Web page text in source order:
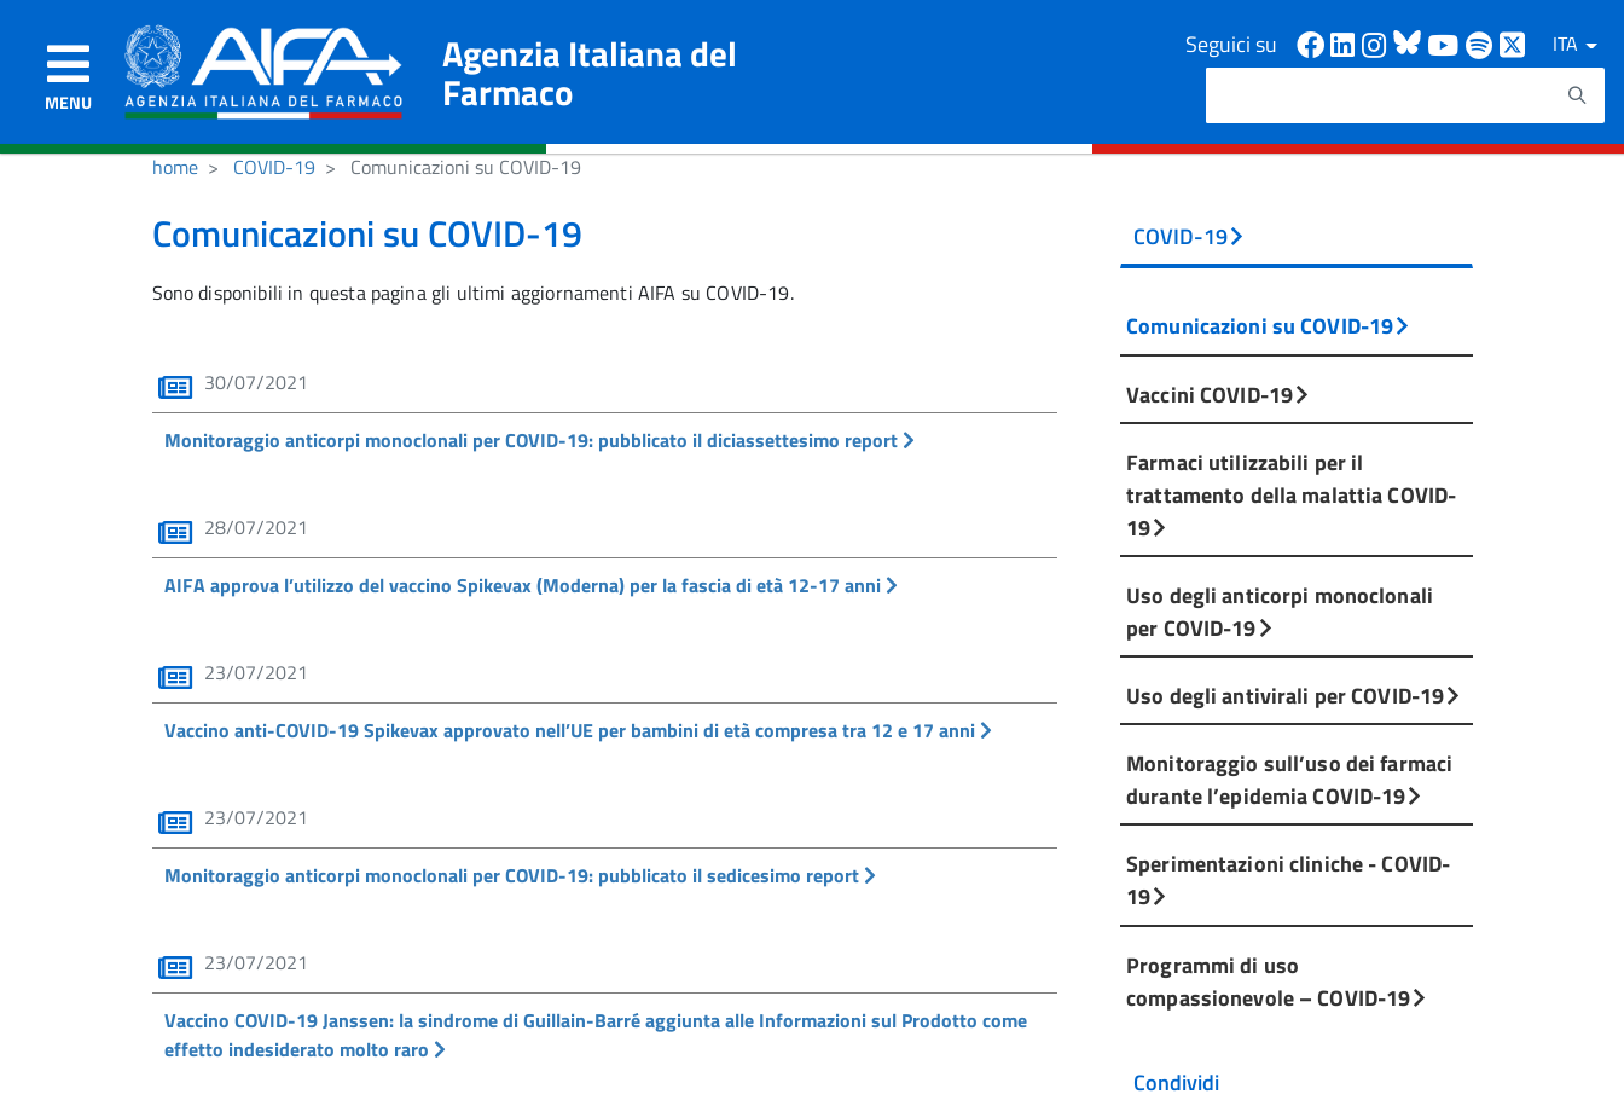
MENU
Agenzia Italiana del
Farmaco
Seguici su Facebook
Linkedin
Instagram
Bluesky
Youtube
Spotify
ITA
Cerca
home COVID-19 Comunicazioni su COVID-19
Comunicazioni su COVID-19
Sono disponibili in questa pagina gli ultimi aggiornamenti AIFA su COVID-19.
30/07/2021
Monitoraggio anticorpi monoclonali per COVID-19: pubblicato il diciassettesimo report
28/07/2021
AIFA approva l’utilizzo del vaccino Spikevax (Moderna) per la fascia di età 12-17 anni
23/07/2021
Vaccino anti-COVID-19 Spikevax approvato nell’UE per bambini di età compresa tra 12 e 17 anni
23/07/2021
Monitoraggio anticorpi monoclonali per COVID-19: pubblicato il sedicesimo report
23/07/2021
Vaccino COVID-19 Janssen: la sindrome di Guillain-Barré aggiunta alle Informazioni sul Prodotto come
effetto indesiderato molto raro
COVID-19
Comunicazioni su COVID-19
Vaccini COVID-19
Farmaci utilizzabili per il
trattamento della malattia COVID-
19
Uso degli anticorpi monoclonali
per COVID-19
Uso degli antivirali per COVID-19
Monitoraggio sull’uso dei farmaci
durante l’epidemia COVID-19
Sperimentazioni cliniche - COVID-
19
Programmi di uso
compassionevole – COVID-19
Condividi